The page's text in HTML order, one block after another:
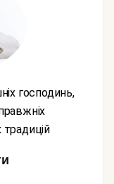
традицій